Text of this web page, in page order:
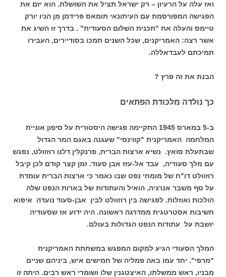
ואז עלה על הרעיון – רק ישראל תציל את השושלת. הוא יזם את
הפגישה המפורסמת עם העיתונאי תומאס פרידמן מן הניו יורק
טיימס והעלה את "תכנית השלום הסעודית" . בדרך זו השיג את
אשר רצה: האמריקנים, שכל השנים תמכו בסודיירים, העבירו
תמיכתם לעבדאללה.
הבנת את זה פרץ ?
כך נולדה מלכודת הפתאים
ב-5 במארס 1945 התקיימה פגישה היסטורית על סיפון אוניית
המלחמה האמריקנית "קווינסי" שעגנה באגם המר הגדול
שבתעלת סואץ. נשיא ארצות הברית, פרנקלין דלנו רוזוולט, נפגש
עם מלך סעודיה, עבד אל-עזז אבן סעוד. זמן קצר קודם לכן קיבל
רוזוולט דו"ח של מומחי נפט שבו נאמר כי ארצות הברית עומדת
על סף משבר אנרגיה, הואיל והעתודות של בארות הנפט שלה
הולכות ואוזלות. לפגישה בין רוזוולט לבין אבן-סעוד נועדה איפוא
חשיבות אסטרטגית ממדרגה ראשונה. היה ידוע אז שסעודיה
יושבת על עתודות הנפט הגדולות בעולם.
המלך הסעודי הגיע למקום המפגש במשחתת האמריקנית
"מרפי". יחד עמו באה פמליה של חמישים איש, ביניהם שניים
מבניו, ראש ממשלתו, האיצטגנין שלו ושומרי ראש רבים. היתה זו